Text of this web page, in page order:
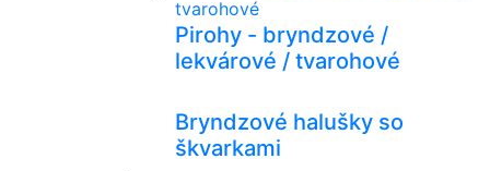
Pirohy - bryndzové /
lekvárové / tvarohové
Bryndzové halušky so
škvarkami